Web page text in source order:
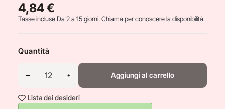
4,84 €
Tasse incluseDa 2 a 15 giorni. Chiama per conoscere la disponibilità
Quantità
Aggiungi al carrello
Lista dei desideri